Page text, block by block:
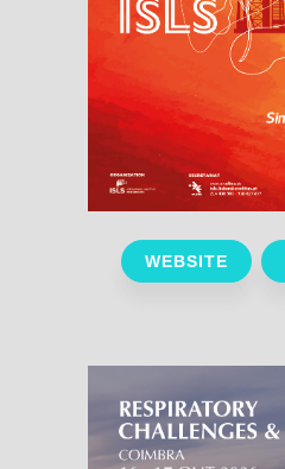
WEBSITE